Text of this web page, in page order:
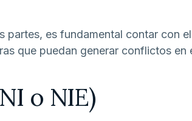
partes, es fundamental contar con
que puedan generar conflictos en
o NIE)